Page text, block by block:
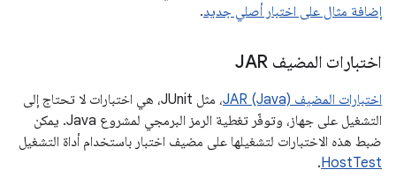
إضافة مثال على اختبار أصلي جديد.
اختبارات المضيف JAR
اختبارات المضيف JAR (Java)
، مثل JUnit، هي اختبارات لا تحتاج إلى
التشغيل على جهاز، وتوفّر تغطية الرمز البرمجي لمشروع Java. يمكن
ضبط هذه الاختبارات لتشغيلها على مضيف اختبار باستخدام أداة التشغيل
HostTest
.